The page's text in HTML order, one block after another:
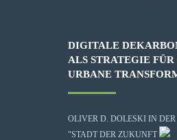
DIGITALE
ALS STRATEGIE
URBANE
OLIVER D. DOLESKI IN
"STADT DER ZUKUNFT